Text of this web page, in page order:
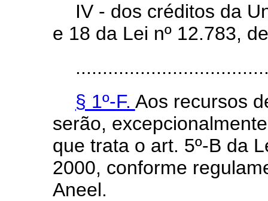
IV - dos créditos da
e 18 da Lei nº 12.783,
§ 1º-F. Aos recursos
serão,
que trata o art. 5º-B da
2000, conforme
Aneel.